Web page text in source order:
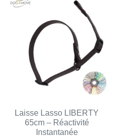
Laisse Lasso LIBERTY
65cm – Réactivité
Instantanée